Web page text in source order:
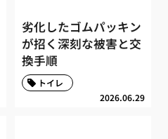
劣化したゴムパッキン
が招く深刻な被害と交
換手順
2026.06.29
トイレ